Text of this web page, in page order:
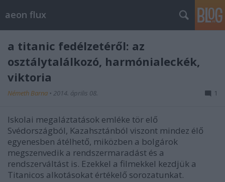
aeon flux
a titanic fedélzetéről: az
osztálytalálkozó, harmónialeckék,
viktoria
Németh Barna • 2014. április 08. 1
Iskolai megaláztatások emléke tör elő
Svédországból, Kazahsztánból viszont mindez élő
egyenesben átélhető, miközben a bolgárok
megszenvedik a rendszermaradást és a
rendszerváltást is. Ezekkel a filmekkel kezdjük a
Titanicos alkotásokat értékelő sorozatunkat.